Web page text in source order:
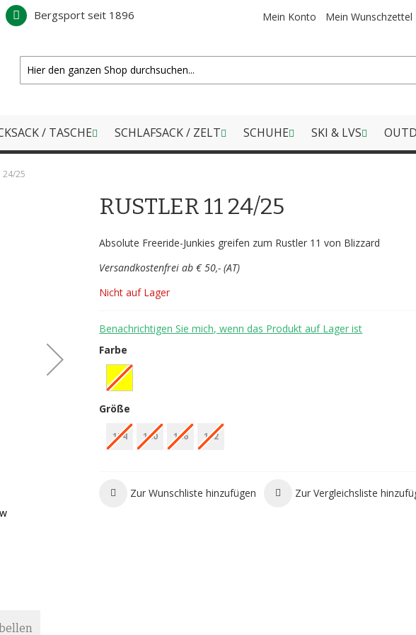
Mein Konto Mein Wunschzettel
Bergsport seit 1896
/ TASCHE SCHLAFSACK / ZELT SCHUHE SKI & LVS
24/25
RUSTLER 11 24/25
Absolute Freeride-Junkies greifen zum Rustler 11 von Blizzard
Versandkostenfrei ab € 50,- (AT)
Nicht auf Lager
Benachrichtigen Sie mich, wenn das Produkt auf Lager ist
Farbe
Größe
174 180 186 192
Zur Wunschliste hinzufügen Zur Vergleichsliste